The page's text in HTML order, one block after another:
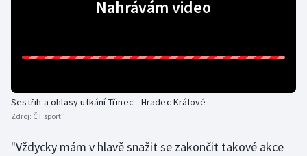
Short track
Sportovní střelba
Nahrávám video
Sestřih a ohlasy utkání Třinec - Hradec Králové
Zdroj: ČT sport
"Vždycky mám v hlavě snažit se zakončit takové akce